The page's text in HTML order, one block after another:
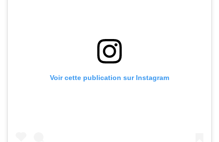
Voir cette publication sur Instagram